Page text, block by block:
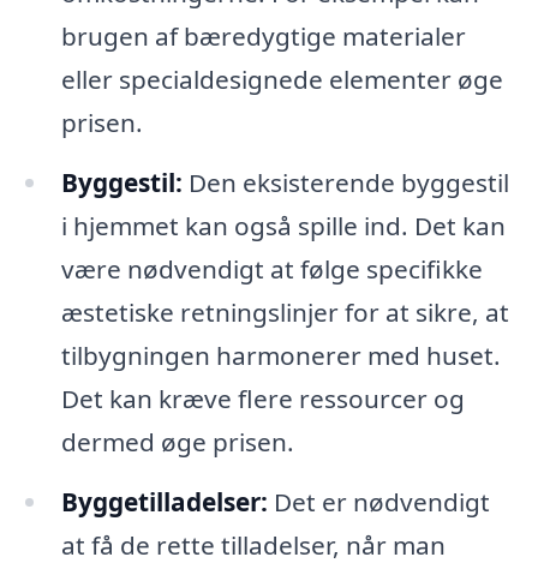
brugen af bæredygtige materialer
eller specialdesignede elementer øge
prisen.
Byggestil: Den eksisterende byggestil
i hjemmet kan også spille ind. Det kan
være nødvendigt at følge specifikke
æstetiske retningslinjer for at sikre, at
tilbygningen harmonerer med huset.
Det kan kræve flere ressourcer og
dermed øge prisen.
Byggetilladelser: Det er nødvendigt
at få de rette tilladelser, når man